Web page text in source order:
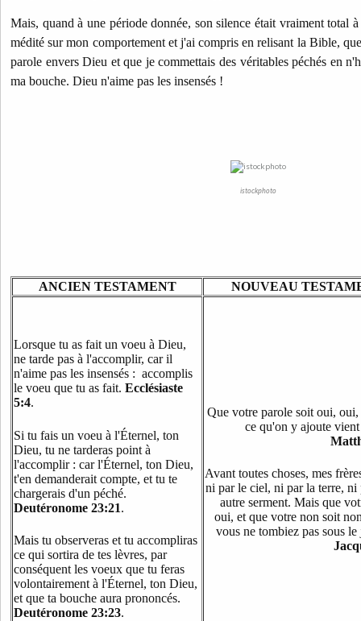
Mais, quand à une période donnée, son silence était vraiment total
médité sur mon comportement et j'ai compris en relisant la Bible,
parole envers Dieu et que je commettais des véritables péchés en
ma bouche. Dieu n'aime pas les insensés !
istockphoto
ANCIEN TESTAMENT NOUVEAU
Lorsque tu as fait un voeu à Dieu,
ne tarde pas à l'accomplir, car il
n'aime pas les insensés : accomplis
le voeu que tu as fait. Ecclésiaste
5:4.
Si tu fais un voeu à l'Éternel, ton
Dieu, tu ne tarderas point à
l'accomplir : car l'Éternel, ton Dieu,
t'en demanderait compte, et tu te
chargerais d'un péché.
Deutéronome 23:21.
Mais tu observeras et tu accompliras
ce qui sortira de tes lèvres, par
conséquent les voeux que tu feras
volontairement à l'Éternel, ton Dieu,
et que ta bouche aura prononcés.
Deutéronome 23:23.
Que votre parole soit oui,
ce qu'on y ajoute
Avant toutes choses, mes
ni par le ciel, ni par la terre, ni
autre serment. Mais que
oui, et que votre non soit
vous ne tombiez pas sous le